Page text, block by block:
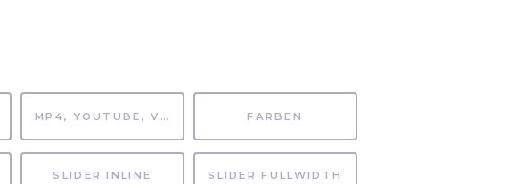
MP4, YOUTUBE, VIMEO FARBEN
SLIDER INLINE SLIDER FULLWIDTH